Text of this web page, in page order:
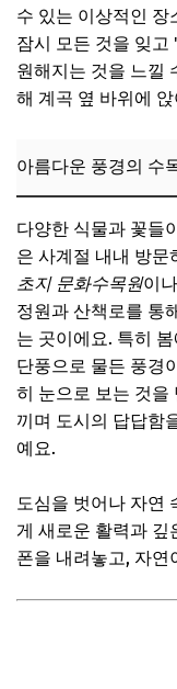
수 있는 이상적인 장
잠시 모든 것을 잊고
원해지는 것을 느낄
해 계곡 옆 바위에
아름다운 풍경의 수
다양한 식물과 꽃들
은 사계절 내내 방문
초지 문화수목원이나
정원과 산책로를 통
는 곳이에요. 특히
단풍으로 물든 풍경
히 눈으로 보는 것을
끼며 도시의 답답함
예요.
도심을 벗어나 자연
게 새로운 활력과 깊
폰을 내려놓고, 자연